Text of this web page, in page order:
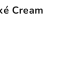
Cream